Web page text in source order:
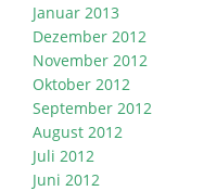
Januar 2013
Dezember 2012
November 2012
Oktober 2012
September 2012
August 2012
Juli 2012
Juni 2012